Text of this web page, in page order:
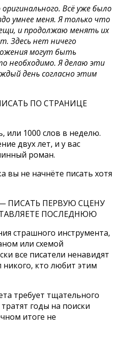
Всё уже было
умнее меня. Я только что
и продолжаю менять их
Здесь нет ничего
могут быть
необходимо. Я делаю эти
день согласно этим
ПО СТРАНИЦЕ
или 1000 слов в неделю.
двух лет, и у вас
роман.
вы не начнёте писать хотя
ПИСАТЬ ПЕРВУЮ СЦЕНУ
ПОСЛЕДНЮЮ
страшного инструмента,
или схемой
все писатели ненавидят
никого, кто любит этим
требует тщательного
годы на поиски
итоге не